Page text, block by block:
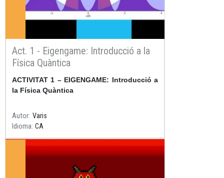
Act. 1 - Eigengame: Introducció a la
Física Quàntica
Resum
ACTIVITAT 1 – EIGENGAME: Introducció a
la Física Quàntica
Autor Varis
Idioma CA